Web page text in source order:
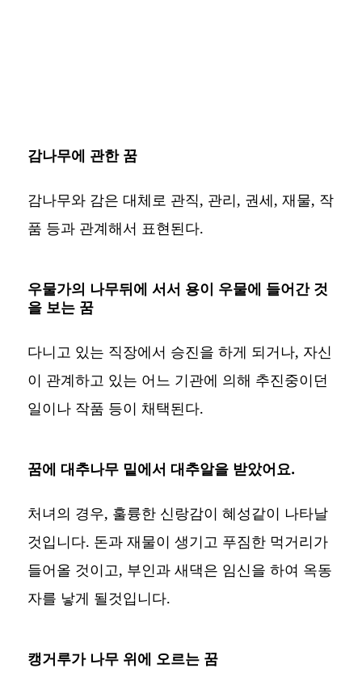
감나무에 관한 꿈
감나무와 감은 대체로 관직, 관리, 권세, 재물, 작
품 등과 관계해서 표현된다.
우물가의 나무뒤에 서서 용이 우물에 들어간 것
을 보는 꿈
다니고 있는 직장에서 승진을 하게 되거나, 자신
이 관계하고 있는 어느 기관에 의해 추진중이던
일이나 작품 등이 채택된다.
꿈에 대추나무 밑에서 대추알을 받았어요.
처녀의 경우, 훌륭한 신랑감이 혜성같이 나타날
것입니다. 돈과 재물이 생기고 푸짐한 먹거리가
들어올 것이고, 부인과 새댁은 임신을 하여 옥동
자를 낳게 될것입니다.
캥거루가 나무 위에 오르는 꿈